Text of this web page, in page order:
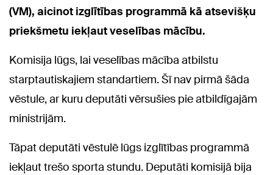
(VM), aicinot izglītības programmā kā atsevišķu
priekšmetu iekļaut veselības mācību.
Komisija lūgs, lai veselības mācība atbilstu
starptautiskajiem standartiem. Šī nav pirmā šāda
vēstule, ar kuru deputāti vērsušies pie atbildīgajām
ministrijām.
Tāpat deputāti vēstulē lūgs izglītības programmā
iekļaut trešo sporta stundu. Deputāti komisijā bija